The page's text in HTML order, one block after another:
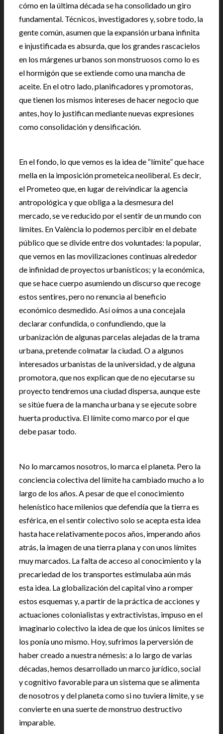
cómo en la última década se ha consolidado un giro
fundamental. Técnicos, investigadores y, sobre todo, la
gente común, asumen que la expansión urbana infinita
e injustificada es absurda, que los grandes rascacielos
en los márgenes urbanos son monstruosos como lo es
el hormigón que se extiende como una mancha de
aceite. En el otro lado, planificadores y promotoras,
que tienen los mismos intereses de hacer negocio que
antes, hoy lo justifican mediante nuevas expresiones
como consolidación y densificación.
En el fondo, lo que vemos es la idea de “límite” que hace
mella en la imposición prometeica neoliberal. Es decir,
el Prometeo que, en lugar de reivindicar la agencia
antropológica y que obliga a la desmesura del
mercado, se ve reducido por el sentir de un mundo con
límites. En València lo podemos percibir en el debate
público que se divide entre dos voluntades: la popular,
que vemos en las movilizaciones continuas alrededor
de infinidad de proyectos urbanísticos; y la económica,
que se hace cuerpo asumiendo un discurso que recoge
estos sentires, pero no renuncia al beneficio
económico desmedido. Así oímos a una concejala
declarar confundida, o confundiendo, que la
urbanización de algunas parcelas alejadas de la trama
urbana, pretende colmatar la ciudad. O a algunos
interesados urbanistas de la universidad, y de alguna
promotora, que nos explican que de no ejecutarse su
proyecto tendremos una ciudad dispersa, aunque este
se sitúe fuera de la mancha urbana y se ejecute sobre
huerta productiva. El límite como marco por el que
debe pasar todo.
No lo marcamos nosotros, lo marca el planeta. Pero la
conciencia colectiva del límite ha cambiado mucho a lo
largo de los años. A pesar de que el conocimiento
helenístico hace milenios que defendía que la tierra es
esférica, en el sentir colectivo solo se acepta esta idea
hasta hace relativamente pocos años, imperando años
atrás, la imagen de una tierra plana y con unos límites
muy marcados. La falta de acceso al conocimiento y la
precariedad de los transportes estimulaba aún más
esta idea. La globalización del capital vino a romper
estos esquemas y, a partir de la práctica de acciones y
actuaciones colonialistas y extractivistas, impuso en el
imaginario colectivo la idea de que los únicos límites se
los ponía uno mismo. Hoy, sufrimos la perversión de
haber creado a nuestra némesis: a lo largo de varias
décadas, hemos desarrollado un marco jurídico, social
y cognitivo favorable para un sistema que se alimenta
de nosotros y del planeta como si no tuviera límite, y se
convierte en una suerte de monstruo destructivo
imparable.